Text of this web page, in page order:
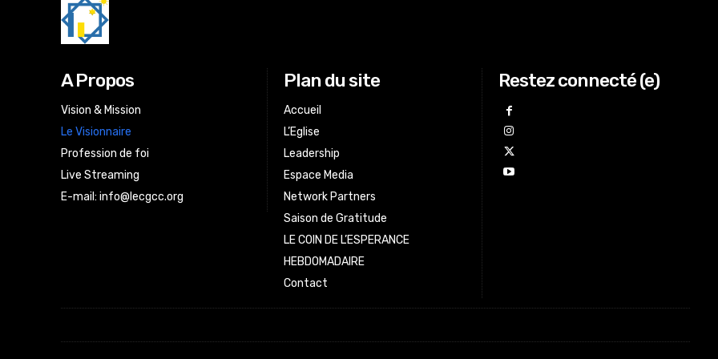
A Propos
Vision & Mission
Le Visionnaire
Profession de foi
Live Streaming
E-mail: info@lecgcc.org
Plan du site
Accueil
L’Eglise
Leadership
Espace Media
Network Partners
Saison de Gratitude
LE COIN DE L’ESPERANCE
HEBDOMADAIRE
Contact
Restez connecté (e)